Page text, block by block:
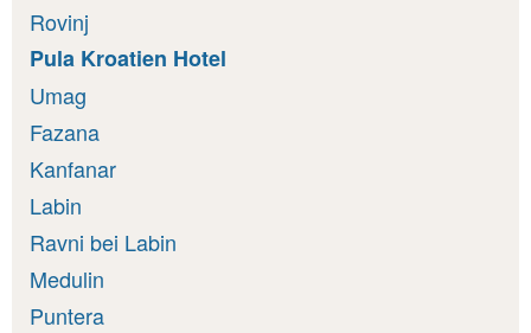
Rovinj
Pula Kroatien Hotel
Umag
Fazana
Kanfanar
Labin
Ravni bei Labin
Medulin
Puntera